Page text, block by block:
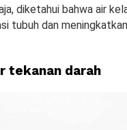
diketahui bahwa air
tubuh dan
tekanan darah